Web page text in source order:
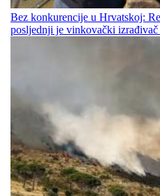
Bez konkurencije u Hrvatskoj:
posljednji je vinkovački